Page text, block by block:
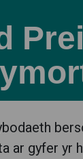
ar gyfer yr